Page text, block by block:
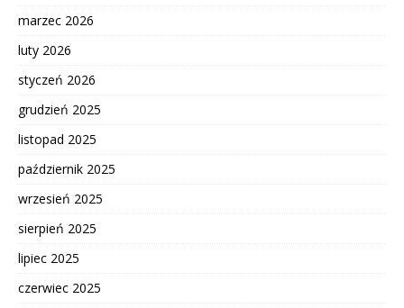
marzec 2026
luty 2026
styczeń 2026
grudzień 2025
listopad 2025
październik 2025
wrzesień 2025
sierpień 2025
lipiec 2025
czerwiec 2025